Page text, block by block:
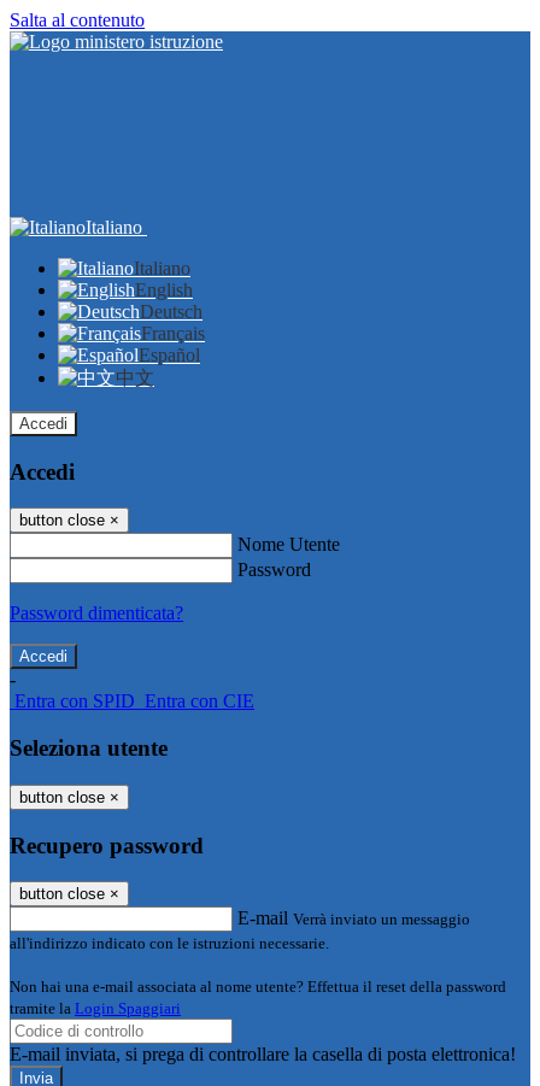
Salta al contenuto
Italiano
Italiano
English
Deutsch
Français
Español
中文
Accedi
Accedi
button close ×
Nome Utente
Password
Password dimenticata?
-
Entra con SPID Entra con CIE
Seleziona utente
button close ×
Recupero password
button close ×
E-mail Verrà inviato un messaggio
all'indirizzo indicato con le istruzioni necessarie.
Non hai una e-mail associata al nome utente? Effettua il reset della password
tramite la Login Spaggiari
E-mail inviata, si prega di controllare la casella di posta elettronica!